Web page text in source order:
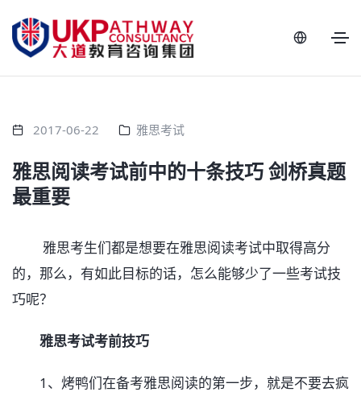
2017-06-22 雅思考试
雅思阅读考试前中的十条技巧 剑桥真题
最重要
雅思考生们都是想要在雅思阅读考试中取得高分
的，那么，有如此目标的话，怎么能够少了一些考试技
巧呢？
雅思考试考前技巧
1、烤鸭们在备考雅思阅读的第一步，就是不要去疯